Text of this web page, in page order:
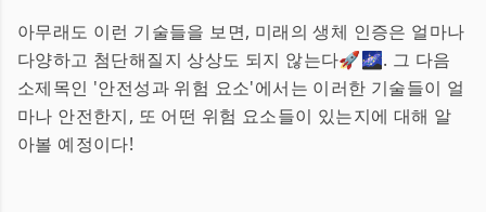
아무래도 이런 기술들을 보면, 미래의 생체 인증은 얼마나
다양하고 첨단해질지 상상도 되지 않는다🚀🌌. 그 다음
소제목인 '안전성과 위험 요소'에서는 이러한 기술들이 얼
마나 안전한지, 또 어떤 위험 요소들이 있는지에 대해 알
아볼 예정이다!